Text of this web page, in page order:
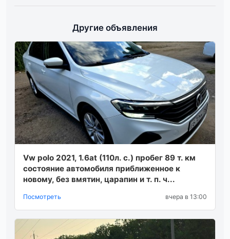
Другие объявления
Vw polo 2021, 1.6at (110л. с.) пробег 89 т. км
состояние автомобиля приближенное к
новому, без вмятин, царапин и т. п. ч...
Посмотреть вчера в 13:00